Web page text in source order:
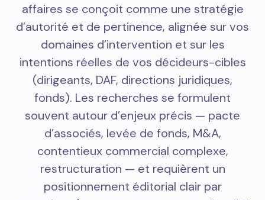
affaires se conçoit comme une stratégie
d’autorité et de pertinence, alignée sur vos
domaines d’intervention et sur les
intentions réelles de vos décideurs-cibles
(dirigeants, DAF, directions juridiques,
fonds). Les recherches se formulent
souvent autour d’enjeux précis — pacte
d’associés, levée de fonds, M&A,
contentieux commercial complexe,
restructuration — et requièrent un
positionnement éditorial clair par